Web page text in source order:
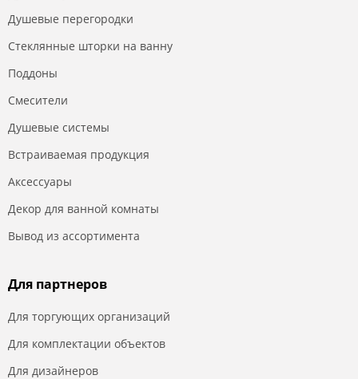
Душевые перегородки
Стеклянные шторки на ванну
Поддоны
Смесители
Душевые системы
Встраиваемая продукция
Аксессуары
Декор для ванной комнаты
Вывод из ассортимента
Для партнеров
Для торгующих организаций
Для комплектации объектов
Для дизайнеров